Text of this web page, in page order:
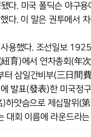
다. 미국 폴딕슨 야구
. 이 말은 권투에서
용했다. 조선일보
育)에서 연차총회(年
삼일간비부(三日間費
발표(發表)한 미국정
하얏슴으로 제십팔위
대회 이름에 라운드라